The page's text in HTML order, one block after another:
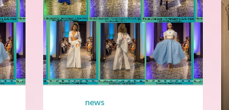
news